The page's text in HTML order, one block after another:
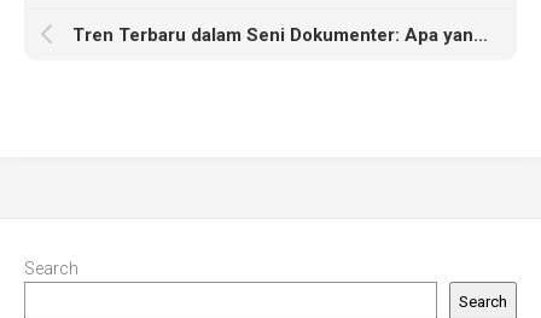
Tren Terbaru dalam Seni Dokumenter: Apa yang Perlu Anda Ketahui
Search
Search